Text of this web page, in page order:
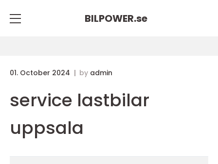
BILPOWER.se
01. October 2024 by admin
service lastbilar
uppsala